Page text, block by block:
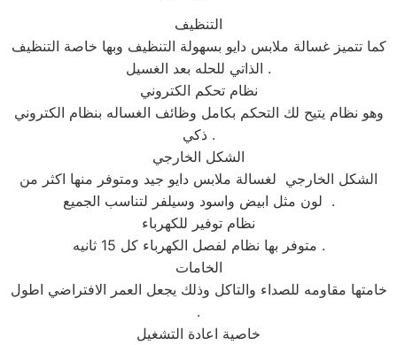
التنظيف
كما تتميز غسالة ملابس دايو بسهولة التنظيف وبها خاصة التنظيف
الذاتي للحله بعد الغسيل .
نظام تحكم الكتروني
وهو نظام يتيح لك التحكم بكامل وظائف الغساله بنظام الكتروني
ذكي .
الشكل الخارجي
الشكل الخارجي لغسالة ملابس دايو جيد ومتوفر منها اكثر من
لون مثل ابيض واسود وسيلفر لتناسب الجميع .
نظام توفير للكهرباء
متوفر بها نظام لفصل الكهرباء كل 15 ثانيه .
الخامات
خامتها مقاومه للصداء والتاكل وذلك يجعل العمر الافتراضي اطول
.
خاصية اعادة التشغيل